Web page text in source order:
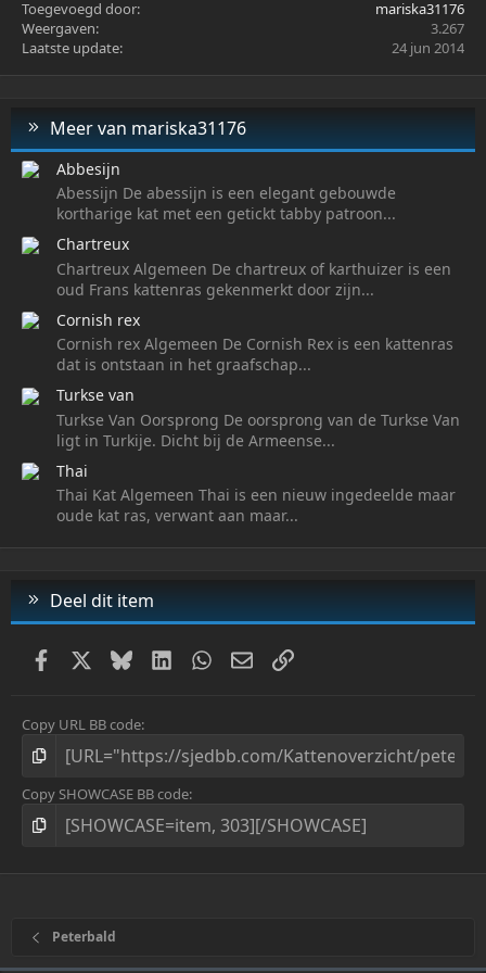
Toegevoegd door
mariska31176
Weergaven
3.267
Laatste update
24 jun 2014
Meer van mariska31176
Abbesijn
Abessijn De abessijn is een elegant gebouwde
kortharige kat met een getickt tabby patroon...
Chartreux
Chartreux Algemeen De chartreux of karthuizer is een
oud Frans kattenras gekenmerkt door zijn...
Cornish rex
Cornish rex Algemeen De Cornish Rex is een kattenras
dat is ontstaan in het graafschap...
Turkse van
Turkse Van Oorsprong De oorsprong van de Turkse Van
ligt in Turkije. Dicht bij de Armeense...
Thai
Thai Kat Algemeen Thai is een nieuw ingedeelde maar
oude kat ras, verwant aan maar...
Deel dit item
Facebook BlueskyLinkedInWhatsApp
E-mailLink
Copy URL BB code
Copy SHOWCASE BB code
Peterbald